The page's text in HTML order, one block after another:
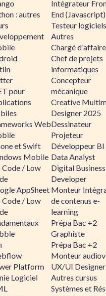
: autres
pour
Web
et Swift
Mobile
/ Low
AppSheet
/ Low
Platform
Logiciel
Intégrateur
End (Javascript)
Testeur logiciels
Autres
Chargé
Chef de projets
informatiques
Concepteur
mécanique
Creative
Designer 2025
Dessinateur
Projeteur
Développeur BI
Data Analyst
Digital Business
Developer
Monteur
de contenus e-
learning
Prépa Bac +2
Graphiste
Prépa Bac +2
Monteur
UX/UI Designer
Autres cursus
Systèmes et